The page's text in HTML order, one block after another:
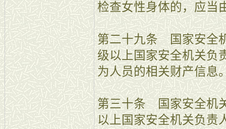
检查女性身体的，应当
第二十九条 国家安全
级以上国家安全机关负
为人员的相关财产信息
第三十条 国家安全机
以上国家安全机关负责